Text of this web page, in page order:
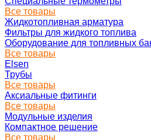
Все товары
Жидкотопливная арматура
Фильтры для жидкого топлива
Оборудование для топливных
Все товары
Elsen
Трубы
Все товары
Аксиальные фитинги
Все товары
Модульные изделия
Компактное решение
Все товары